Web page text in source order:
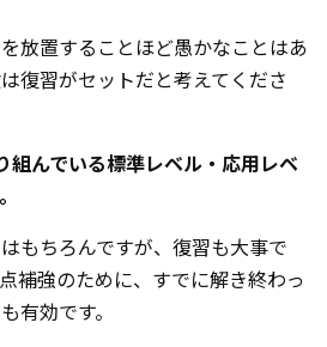
放置することほど愚かなことはあ
復習がセットだと考えてくださ
組んでいる標準レベル・応用レベ
もちろんですが、復習も大事で
補強のために、すでに解き終わっ
有効です。